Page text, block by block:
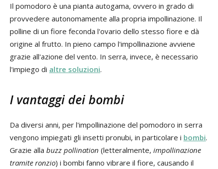
Il pomodoro è una pianta autogama, ovvero in grado di
provvedere autonomamente alla propria impollinazione. Il
polline di un fiore feconda l'ovario dello stesso fiore e dà
origine al frutto. In pieno campo l'impollinazione avviene
grazie all'azione del vento. In serra, invece, è necessario
l'impiego di altre soluzioni.
I vantaggi dei bombi
Da diversi anni, per l'impollinazione del pomodoro in serra
vengono impiegati gli insetti pronubi, in particolare i bombi.
Grazie alla buzz pollination (letteralmente, impollinazione
tramite ronzio) i bombi fanno vibrare il fiore, causando il